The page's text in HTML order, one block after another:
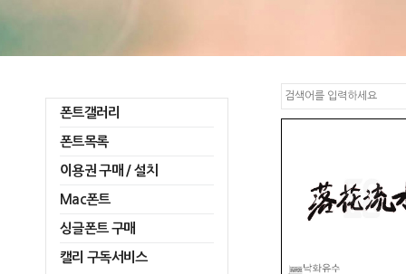
폰트갤러리
폰트목록
이용권 구매 / 설치
Mac폰트
싱글폰트 구매
캘리 구독서비스